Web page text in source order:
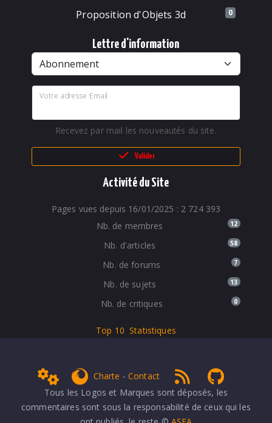
Proposition d'Objets 3d 0
Lettre d'information
Votre adresse Email
Recevez par mail les nouveautés du site.
Valider
Activité du Site
Pages vues depuis 16/01/2025 : 2 724 393
Nb. de membres
12
Nb. d'articles 58
Nb. de forums 7
Nb. de sujets 13
Nb. de critiques 0
Top 10 Statistiques
Adminget Firefox
Charte -Contact RSS 1.0
Tous les Logos et Marques sont déposés, les
commentaires sont sous la responsabilité de ceux qui les